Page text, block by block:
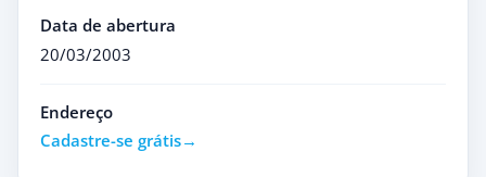
Data de abertura
20/03/2003
Endereço
Cadastre-se grátis